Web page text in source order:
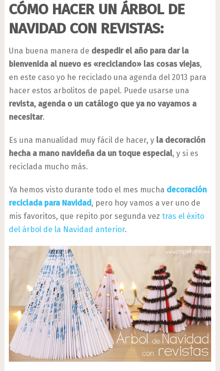
CÓMO HACER UN ÁRBOL DE
NAVIDAD CON REVISTAS:
Una buena manera de despedir el año para dar la
bienvenida al nuevo es «reciclando» las cosas viejas,
en este caso yo he reciclado una agenda del 2013 para
hacer estos arbolitos de papel. Puede usarse una
revista, agenda o un catálogo que ya no vayamos a
necesitar.
Es una manualidad muy fácil de hacer, y la decoración
hecha a mano navideña da un toque especial, y si es
reciclada mucho más.
Ya hemos visto durante todo el mes mucha decoración
reciclada para Navidad , pero hoy vamos a ver uno de
mis favoritos, que repito por segunda vez tras el éxito
del árbol de la Navidad anterior.